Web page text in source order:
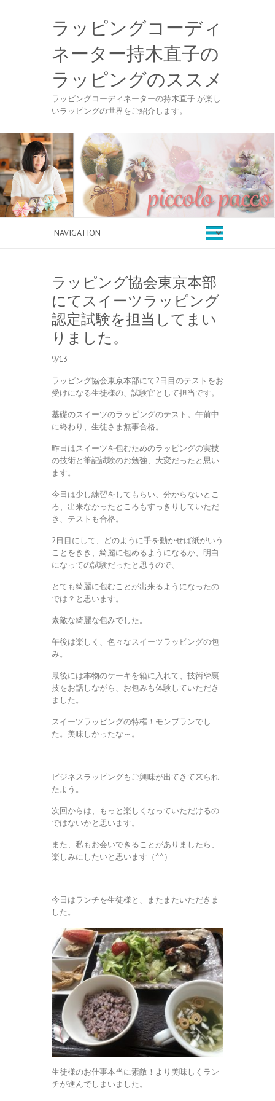
ラッピングコーディ
ネーター持木直子の
ラッピングのススメ
ラッピングコーディネーターの持木直子 が楽し
いラッピングの世界をご紹介します。
ラッピング協会東京本部
にてスイーツラッピング
認定試験を担当してまい
りました。
9/13
ラッピング協会東京本部にて2日目のテストをお
受けになる生徒様の、試験官として担当です。
基礎のスイーツのラッピングのテスト。午前中
に終わり、生徒さま無事合格。
昨日はスイーツを包むためのラッピングの実技
の技術と筆記試験のお勉強、大変だったと思い
ます。
今日は少し練習をしてもらい、分からないとこ
ろ、出来なかったところもすっきりしていただ
き、テストも合格。
2日目にして、どのように手を動かせば紙がいう
ことをきき、綺麗に包めるようになるか、明白
になっての試験だったと思うので、
とても綺麗に包むことが出来るようになったの
では？と思います。
素敵な綺麗な包みでした。
午後は楽しく、色々なスイーツラッピングの包
み。
最後には本物のケーキを箱に入れて、技術や裏
技をお話しながら、お包みも体験していただき
ました。
スイーツラッピングの特権！モンブランでし
た。美味しかったな～。
ビジネスラッピングもご興味が出てきて来られ
たよう。
次回からは、もっと楽しくなっていただけるの
ではないかと思います。
また、私もお会いできることがありましたら、
楽しみにしたいと思います（^^）
今日はランチを生徒様と、またまたいただきま
した。
生徒様のお仕事本当に素敵！より美味しくラン
チが進んでしまいました。